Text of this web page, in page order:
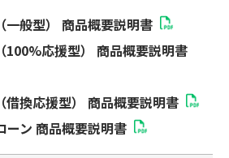
一般型） 商品概要説明書
100%応援型） 商品概要説明書
借換応援型） 商品概要説明書
ーン 商品概要説明書